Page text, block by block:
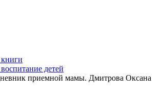
детей
приемной мамы. Дмитрова Оксана